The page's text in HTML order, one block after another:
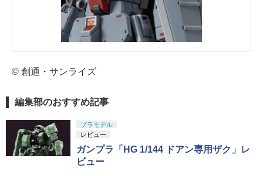
© 創通・サンライズ
編集部のおすすめ記事
プラモデル
レビュー
ガンプラ「HG 1/144 ドアン専用ザク」レ
ビュー